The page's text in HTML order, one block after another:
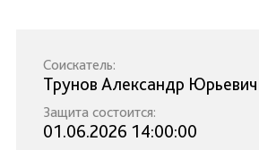
Соискатель:
Трунов Александр Юрьевич
Защита состоится:
01.06.2026 14:00:00